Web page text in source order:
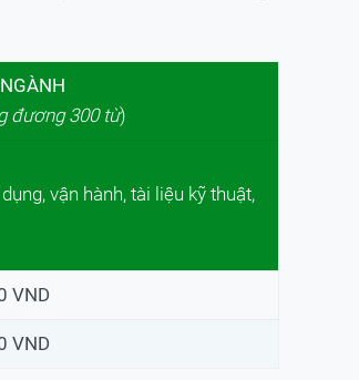
đương 300 từ)
vận hành, tài liệu kỹ thuật,
VND
VND